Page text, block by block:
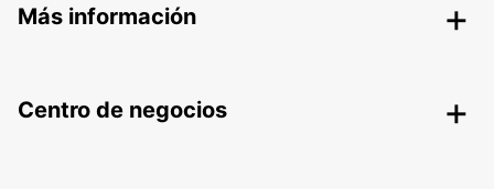
Más información
Centro de negocios